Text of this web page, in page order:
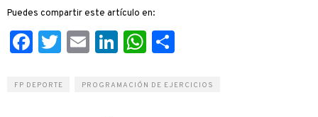
Puedes compartir este artículo en:
Facebook
Twitter
EmailLinkedIn
WhatsApp
FP DEPORTE PROGRAMACIÓN DE EJERCICIOS